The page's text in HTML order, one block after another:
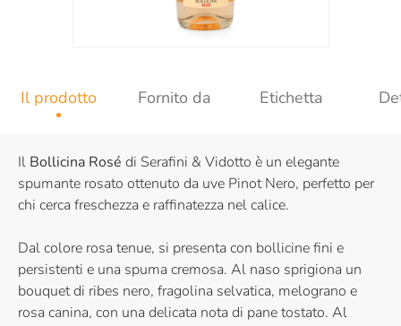
Il prodotto Fornito da Etichetta
Il Bollicina Rosé di Serafini & Vidotto è un elegante
spumante rosato ottenuto da uve Pinot Nero, perfetto per
chi cerca freschezza e raffinatezza nel calice.
Dal colore rosa tenue, si presenta con bollicine fini e
persistenti e una spuma cremosa. Al naso sprigiona un
bouquet di ribes nero, fragolina selvatica, melograno e
rosa canina, con una delicata nota di pane tostato. Al